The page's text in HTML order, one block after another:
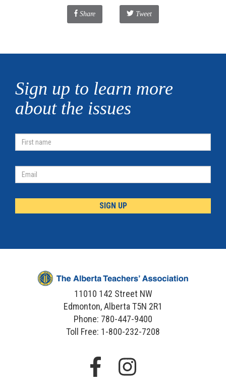
Facebook
Share Tweet
Sign up to learn more
about the issues
First
Name
Email
11010 142 Street NW
Edmonton, Alberta T5N 2R1
Phone: 780-447-9400
Toll Free: 1-800-232-7208
Facebook
Instagram